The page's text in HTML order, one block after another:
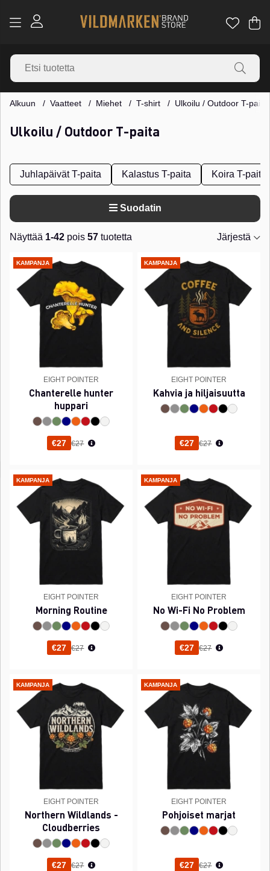
.
Alkuun Vaatteet Miehet T-shirt Ulkoilu / Outdoor T-paita
Ulkoilu / Outdoor T-paita
Juhlapäivät T-paita Kalastus T-paita Koira T-paita
Suodatin
Näyttää 1-42 pois 57 tuotetta
Järjestä
Tuotteet
KAMPANJA
EIGHT POINTER
Chanterelle hunter
huppari
€27 Normaali hinta
€27
KAMPANJA
EIGHT POINTER
Kahvia ja hiljaisuutta
€27 Normaali hinta
€27
KAMPANJA
EIGHT POINTER
Morning Routine
€27 Normaali hinta
€27
KAMPANJA
EIGHT POINTER
No Wi-Fi No Problem
€27 Normaali hinta
€27
KAMPANJA
EIGHT POINTER
Northern Wildlands -
Cloudberries
€27 Normaali hinta
€27
KAMPANJA
EIGHT POINTER
Pohjoiset marjat
€27 Normaali hinta
€27